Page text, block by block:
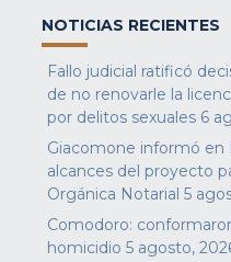
NOTICIAS RECIENTES
Fallo judicial ratificó
de no renovarle la
por delitos sexuales 6
Giacomone informó en
alcances del proyecto
Orgánica Notarial 5
Comodoro:
homicidio 5 agosto,